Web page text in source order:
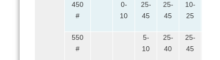
450
#
0-
10
25-
45
25-
45
10-
25
550
#
5-
10
25-
40
25-
45